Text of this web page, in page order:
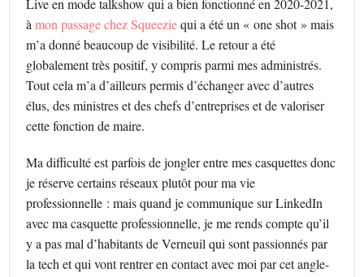
Live en mode talkshow qui a bien fonctionné en 2020-2021,
àmon passage chez Squeeziequi a été un « one shot » mais
m’a donné beaucoup de visibilité. Le retour a été
globalement très positif, y compris parmi mes administrés.
Tout cela m’a d’ailleurs permis d’échanger avec d’autres
élus, des ministres et des chefs d’entreprises et de valoriser
cette fonction de maire.
Ma difficulté est parfois de jongler entre mes casquettes donc
je réserve certains réseaux plutôt pour ma vie
professionnelle : mais quand je communique sur LinkedIn
avec ma casquette professionnelle, je me rends compte qu’il
y a pas mal d’habitants de Verneuil qui sont passionnés par
la tech et qui vont rentrer en contact avec moi par cet angle-